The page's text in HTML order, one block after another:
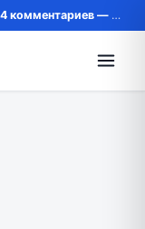
— возможно, ответ там!